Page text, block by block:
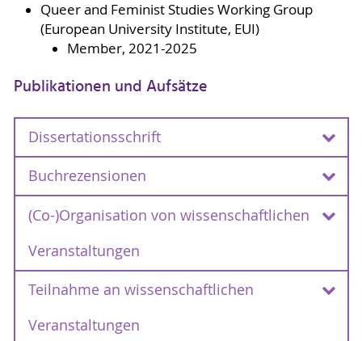
Queer and Feminist Studies Working Group
(European University Institute, EUI)
Member, 2021-2025
Publikationen und Aufsätze
Dissertationsschrift
Dissertationsschrift
Sadler, Cynthia. Women Loving Women in
18th Century Paris. Figurations of Alterity. IT:
European University Institute, 2025.
Buchrezensionen
Buchrezensionen
Sadler, Cynthia. ‘Hannah Halliwell, Art,
Medicine, and Femininity: Visualising the
Morphine Addict in Paris, 1870–1914,
Montreal, Canada: McGill-Queen’s University
Press, 2024, 240 Pp., ISBN:
(Co-)Organisation von wissenschaftlichen
Veranstaltungen
(Co-)Organisation von wissenschaftlichen
Veranstaltungen
10/03/2023, Workshop, New Histories of
Teilnahme an wissenschaftlichen
Veranstaltungen